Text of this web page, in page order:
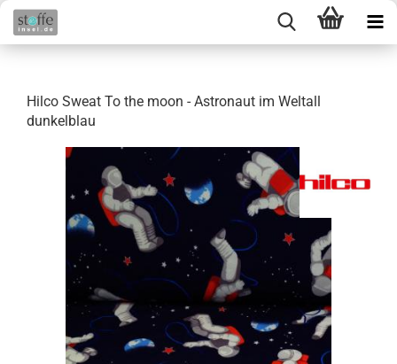
Hilco Sweat To the moon - Astronaut im Weltall
dunkelblau